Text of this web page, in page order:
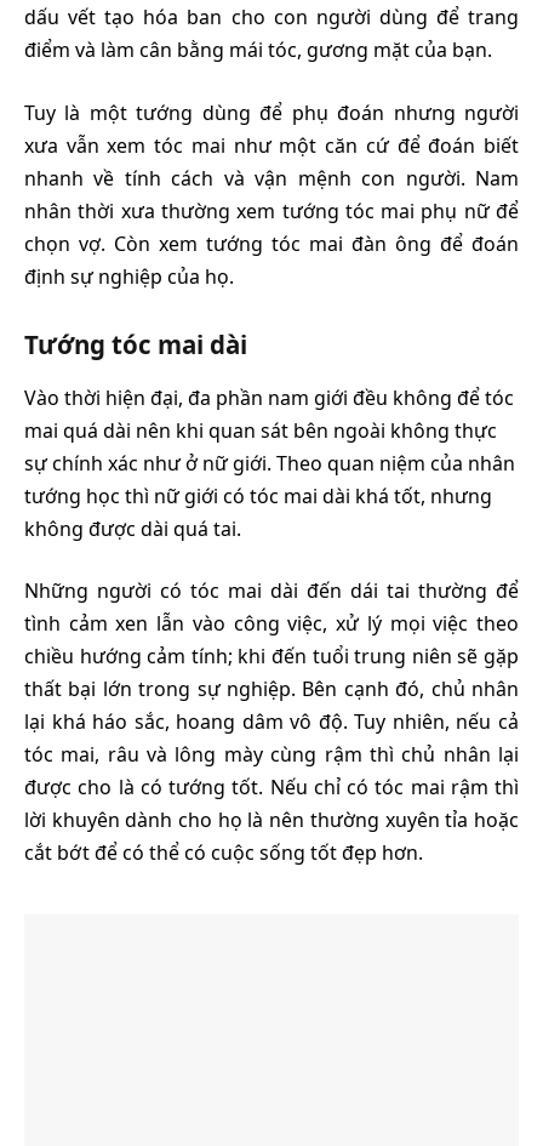
dấu vết tạo hóa ban cho con người dùng để trang
điểm và làm cân bằng mái tóc, gương mặt của bạn.
Tuy là một tướng dùng để phụ đoán nhưng người
xưa vẫn xem tóc mai như một căn cứ để đoán biết
nhanh về tính cách và vận mệnh con người. Nam
nhân thời xưa thường xem tướng tóc mai phụ nữ để
chọn vợ. Còn xem tướng tóc mai đàn ông để đoán
định sự nghiệp của họ.
Tướng tóc mai dài
Vào thời hiện đại, đa phần nam giới đều không để tóc
mai quá dài nên khi quan sát bên ngoài không thực
sự chính xác như ở nữ giới. Theo quan niệm của nhân
tướng học thì nữ giới có tóc mai dài khá tốt, nhưng
không được dài quá tai.
Những người có tóc mai dài đến dái tai thường để
tình cảm xen lẫn vào công việc, xử lý mọi việc theo
chiều hướng cảm tính; khi đến tuổi trung niên sẽ gặp
thất bại lớn trong sự nghiệp. Bên cạnh đó, chủ nhân
lại khá háo sắc, hoang dâm vô độ. Tuy nhiên, nếu cả
tóc mai, râu và lông mày cùng rậm thì chủ nhân lại
được cho là có tướng tốt. Nếu chỉ có tóc mai rậm thì
lời khuyên dành cho họ là nên thường xuyên tỉa hoặc
cắt bớt để có thể có cuộc sống tốt đẹp hơn.